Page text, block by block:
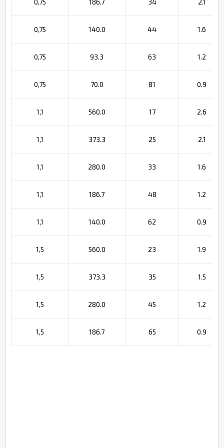
0,75 186.7 34 2.1
0,75 140.0 44 1.6
0,75 93.3 63 1.2
0,75 70.0 81 0.9
1,1 560.0 17 2.6
1,1 373.3 25 2.1
1,1 280.0 33 1.6
1,1 186.7 48 1.2
1,1 140.0 62 0.9
1,5 560.0 23 1.9
1,5 373.3 35 1.5
1,5 280.0 45 1.2
1,5 186.7 65 0.9